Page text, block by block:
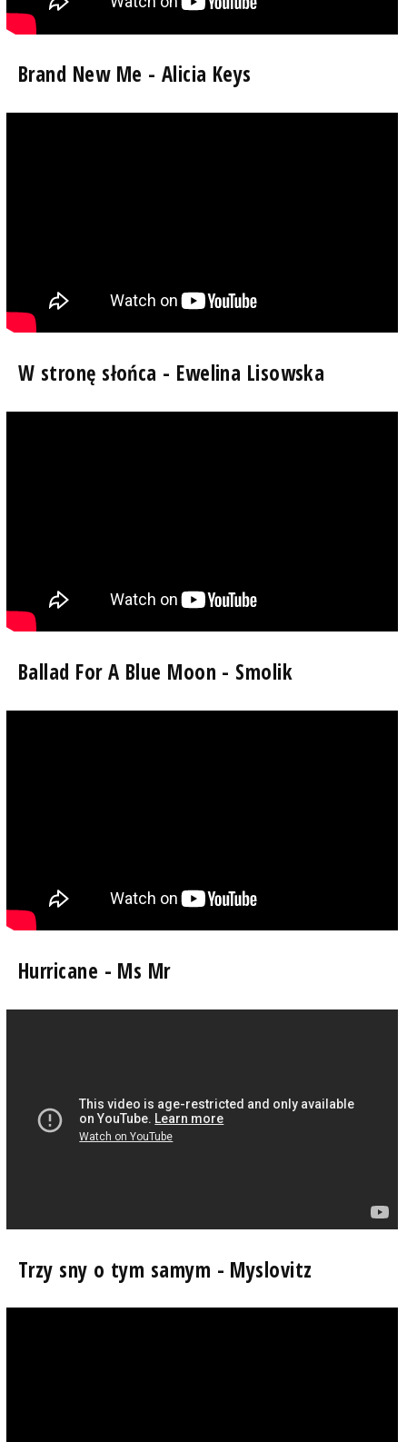
Brand New Me - Alicia Keys
W stronę słońca - Ewelina Lisowska
Ballad For A Blue Moon - Smolik
Hurricane - Ms Mr
Trzy sny o tym samym - Myslovitz